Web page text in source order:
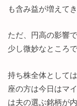
も含み益が増えて
ただ、円高の影響
少し微妙なところで
持ち株全体として
座の方は今日はマ
は夫の選ぶ銘柄が